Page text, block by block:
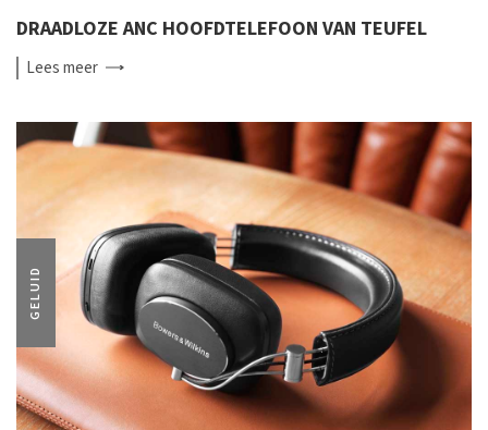
DRAADLOZE ANC HOOFDTELEFOON VAN TEUFEL
Leesmeer
GELUID